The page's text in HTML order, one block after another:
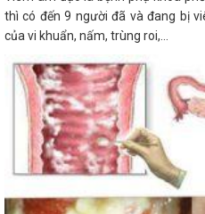
thì có đến 9 người đã và đang bị
của vi khuẩn, nấm, trùng roi,...